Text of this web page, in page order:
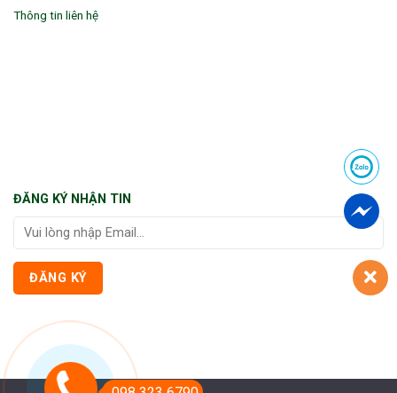
Thông tin liên hệ
ĐĂNG KÝ NHẬN TIN